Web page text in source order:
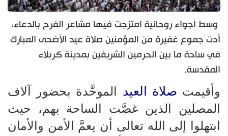
وسط أجواء روحانية امتزجت فيها مشاعر الفرح بالدعاء،
أدت جموع غفيرة من المؤمنين صلاة عيد الأضحى المبارك
في ساحة ما بين الحرمين الشريفين بمدينة كربلاء
المقدسة.
وأقيمت صلاة العيد الموحَّدة بحضور آلاف
المصلين الذين غصَّت الساحة بهم، حيث
ابتهلوا إلى الله تعالى أن يعمَّ الأمن والأمان